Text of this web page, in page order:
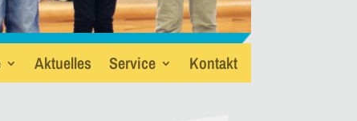
Aktuelles Service Kontakt